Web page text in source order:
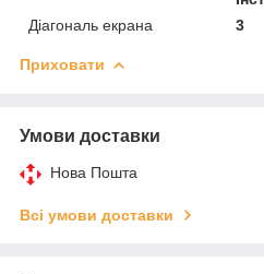
Діагональ екрана
3
Приховати
Умови доставки
Нова Пошта
Всі умови доставки